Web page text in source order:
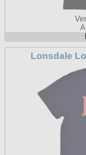
Lonsdale